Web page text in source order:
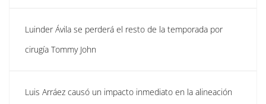
Luinder Ávila se perderá el resto de la temporada por
cirugía Tommy John
Luis Arráez causó un impacto inmediato en la alineación